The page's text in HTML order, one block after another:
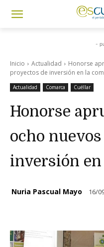
-
Inicio Actualidad
Honorse
proyectos de inversión en la
Actualidad Comarca Cuéllar
Honorse
ocho
inversión
Nuria Pascual Mayo 16/